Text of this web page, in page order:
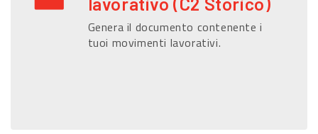
Genera il documento contenente i
tuoi movimenti lavorativi.